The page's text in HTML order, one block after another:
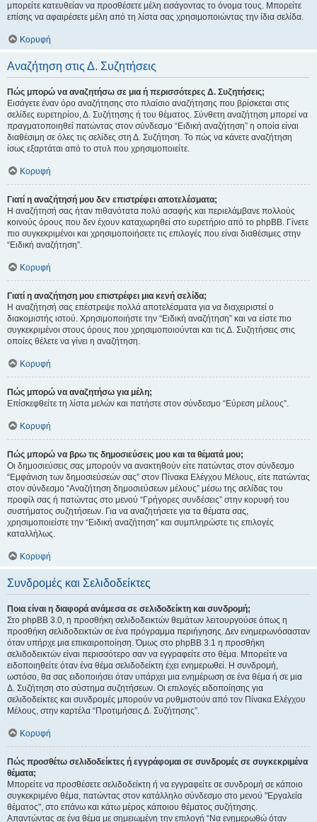
μπορείτε κατευθείαν να προσθέσετε μέλη εισάγοντας το όνομα τους. Μπορείτε
επίσης να αφαιρέσετε μέλη από τη λίστα σας χρησιμοποιώντας την ίδια σελίδα.
Κορυφή
Αναζήτηση στις Δ. Συζητήσεις
Πώς μπορώ να αναζητήσω σε μια ή περισσότερες Δ. Συζητήσεις;
Εισάγετε έναν όρο αναζήτησης στο πλαίσιο αναζήτησης που βρίσκεται στις
σελίδες ευρετηρίου, Δ. Συζήτησης ή του θέματος. Σύνθετη αναζήτηση μπορεί να
πραγματοποιηθεί πατώντας στον σύνδεσμο “Ειδική αναζήτηση” η οποία είναι
διαθέσιμη σε όλες τις σελίδες στη Δ. Συζήτηση. Το πώς να κάνετε αναζήτηση
ίσως εξαρτάται από το στυλ που χρησιμοποιείτε.
Κορυφή
Γιατί η αναζήτησή μου δεν επιστρέφει αποτελέσματα;
Η αναζήτησή σας ήταν πιθανότατα πολύ ασαφής και περιελάμβανε πολλούς
κοινούς όρους που δεν έχουν καταχωρηθεί στο ευρετήριο από το phpBB. Γίνετε
πιο συγκεκριμένοι και χρησιμοποιήσετε τις επιλογές που είναι διαθέσιμες στην
“Ειδική αναζήτηση”.
Κορυφή
Γιατί η αναζήτηση μου επιστρέφει μια κενή σελίδα;
Η αναζήτησή σας επέστρεψε πολλά αποτελέσματα για να διαχειριστεί ο
διακομιστής ιστού. Χρησιμοποιήστε την “Ειδική αναζήτηση” και να είστε πιο
συγκεκριμένοι στους όρους που χρησιμοποιούνται και τις Δ. Συζητήσεις στις
οποίες θέλετε να γίνει η αναζήτηση.
Κορυφή
Πώς μπορώ να αναζητήσω για μέλη;
Επίσκεφθείτε τη λίστα μελών και πατήστε στον σύνδεσμο “Εύρεση μέλους”.
Κορυφή
Πώς μπορώ να βρω τις δημοσιεύσεις μου και τα θέματά μου;
Οι δημοσιεύσεις σας μπορούν να ανακτηθούν είτε πατώντας στον σύνδεσμο
“Εμφάνιση των δημοσιεύσεών σας” στον Πίνακα Ελέγχου Μέλους, είτε πατώντας
στον σύνδεσμο “Αναζήτηση δημοσιεύσεων μέλους” μέσω της σελίδας του
προφίλ σας ή πατώντας στο μενού “Γρήγορες συνδέσεις” στην κορυφή του
συστήματος συζητήσεων. Για να αναζητήσετε για τα θέματα σας,
χρησιμοποιείστε την “Ειδική αναζήτηση” και συμπληρώστε τις επιλογές
καταλλήλως.
Κορυφή
Συνδρομές και Σελιδοδείκτες
Ποια είναι η διαφορά ανάμεσα σε σελιδοδείκτη και συνδρομή;
Στο phpBB 3.0, η προσθήκη σελιδοδεικτών θεμάτων λειτουργούσε όπως η
προσθήκη σελιδοδεικτών σε ένα πρόγραμμα περιήγησης. Δεν ενημερωνόσασταν
όταν υπήρχε μια επικαιροποίηση. Όμως στο phpBB 3.1 η προσθήκη
σελιδοδεικτών είναι περισσότερο σαν να εγγραφείτε στο θέμα. Μπορείτε να
ειδοποιηθείτε όταν ένα θέμα σελιδοδείκτη έχει ενημερωθεί. Η συνδρομή,
ωστόσο, θα σας ειδοποιήσει όταν υπάρχει μια ενημέρωση σε ένα θέμα ή σε μια
Δ. Συζήτηση στο σύστημα συζητήσεων. Οι επιλογές ειδοποίησης για
σελιδοδείκτες και συνδρομές μπορούν να ρυθμιστούν από τον Πίνακα Ελέγχου
Μέλους, στην καρτέλα “Προτιμήσεις Δ. Συζήτησης”.
Κορυφή
Πώς προσθέτω σελιδοδείκτες ή εγγράφομαι σε συνδρομές σε συγκεκριμένα
θέματα;
Μπορείτε να προσθέσετε σελιδοδείκτη ή να εγγραφείτε σε συνδρομή σε κάποιο
συγκεκριμένο θέμα, πατώντας στον κατάλληλο σύνδεσμο στο μενού "Εργαλεία
θέματος", στο επάνω και κάτω μέρος κάποιου θέματος συζήτησης.
Απαντώντας σε ένα θέμα με σημειωμένη την επιλογή “Να ενημερωθώ όταν